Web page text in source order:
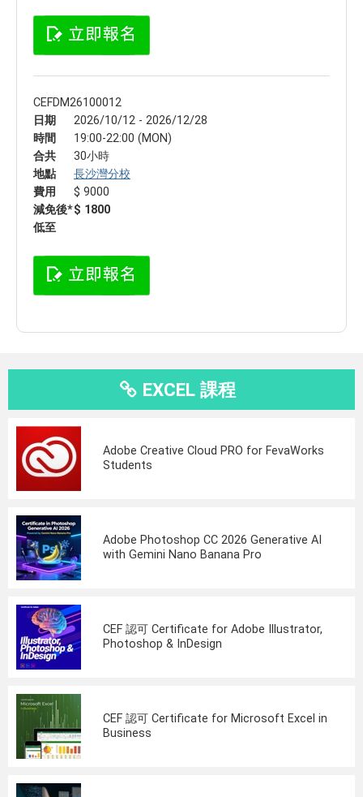
CEFDM26100012
日期
2026/10/12 - 2026/12/28
時間
19:00-22:00 (MON)
合共
30小時
地點
長沙灣分校
費用
$ 9000
減免後*
低至
$ 1800
EXCEL 課程
Adobe Creative Cloud PRO for FevaWorks
Students
Adobe Photoshop CC 2026 Generative AI
with Gemini Nano Banana Pro
CEF 認可 Certificate for Adobe Illustrator,
Photoshop & InDesign
CEF 認可 Certificate for Microsoft Excel in
Business